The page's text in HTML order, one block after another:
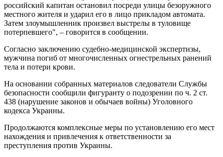
российский капитан остановил посреди улицы безоружного
местного жителя и ударил его в лицо прикладом автомата.
Затем злоумышленник произвел выстрелы в туловище
потерпевшего", – говорится в сообщении.
Согласно заключению судебно-медицинской экспертизы,
мужчина погиб от многочисленных огнестрельных ранений
тела и потери крови.
На основании собранных материалов следователи Службы
безопасности сообщили фигуранту о подозрении по ч. 2 ст.
438 (нарушение законов и обычаев войны) Уголовного
кодекса Украины.
Продолжаются комплексные меры по установлению его мест
нахождения и привлечения к ответственности за
преступления против Украины.